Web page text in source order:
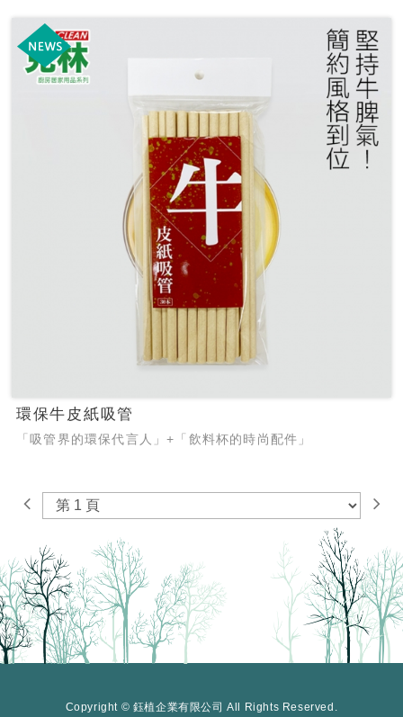
環保牛皮紙吸管
「吸管界的環保代言人」+「飲料杯的時尚配件」
Copyright © 鈺植企業有限公司 All Rights Reserved.